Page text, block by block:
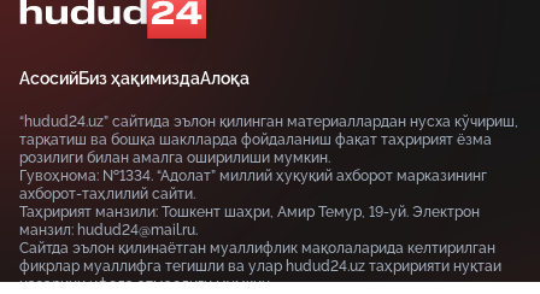
АсосийБиз ҳақимиздаАлоқа
“hudud24.uz” сайтида эълон қилинган материаллардан нусха кўчириш,
тарқатиш ва бошқа шаклларда фойдаланиш фақат таҳририят ёзма
розилиги билан амалга оширилиши мумкин.
Гувоҳнома: №1334. “Адолат” миллий ҳуқуқий ахборот марказининг
ахборот-таҳлилий сайти.
Таҳририят манзили: Тошкент шаҳри, Амир Темур, 19-уй. Электрон
манзил: hudud24@mail.ru.
Сайтда эълон қилинаётган муаллифлик мақолаларида келтирилган
фикрлар муаллифга тегишли ва улар hudud24.uz таҳририяти нуқтаи
назарини ифода этмаслиги мумкин.